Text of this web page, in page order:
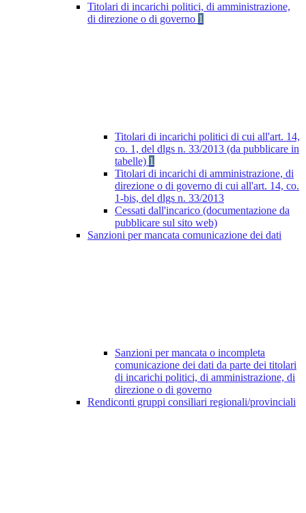
Titolari di incarichi politici, di amministrazione,
di direzione o di governo 1
Titolari di incarichi politici di cui all'art. 14,
co. 1, del dlgs n. 33/2013 (da pubblicare in
tabelle) 1
Titolari di incarichi di amministrazione, di
direzione o di governo di cui all'art. 14, co.
1-bis, del dlgs n. 33/2013
Cessati dall'incarico (documentazione da
pubblicare sul sito web)
Sanzioni per mancata comunicazione dei dati
Sanzioni per mancata o incompleta
comunicazione dei dati da parte dei titolari
di incarichi politici, di amministrazione, di
direzione o di governo
Rendiconti gruppi consiliari regionali/provinciali